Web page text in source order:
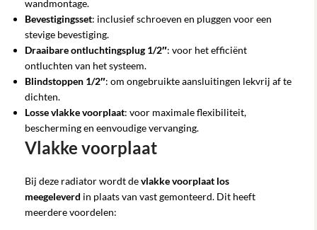
wandmontage.
Bevestigingsset: inclusief schroeven en pluggen voor een
stevige bevestiging.
Draaibare ontluchtingsplug 1/2″: voor het efficiënt
ontluchten van het systeem.
Blindstoppen 1/2″: om ongebruikte aansluitingen lekvrij af te
dichten.
Losse vlakke voorplaat: voor maximale flexibiliteit,
bescherming en eenvoudige vervanging.
Vlakke voorplaat
Bij deze radiator wordt devlakke voorplaat los
meegeleverd in plaats van vast gemonteerd. Dit heeft
meerdere voordelen: